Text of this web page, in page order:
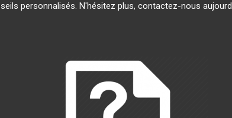
personnalisés. N'hésitez plus, contactez-nous aujourd